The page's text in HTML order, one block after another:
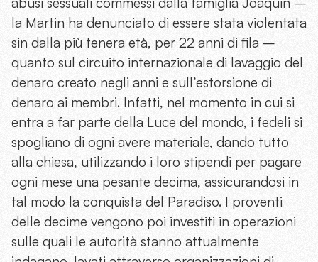
la Martin ha denunciato di essere stata violentata
sin dalla più tenera età, per 22 anni di fila –
quanto sul circuito internazionale di lavaggio del
denaro creato negli anni e sull’estorsione di
denaro ai membri. Infatti, nel momento in cui si
entra a far parte della Luce del mondo, i fedeli si
spogliano di ogni avere materiale, dando tutto
alla chiesa, utilizzando i loro stipendi per pagare
ogni mese una pesante decima, assicurandosi in
tal modo la conquista del Paradiso. I proventi
delle decime vengono poi investiti in operazioni
sulle quali le autorità stanno attualmente